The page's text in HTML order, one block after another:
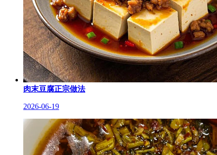
肉末豆腐正宗做法
2026-06-19